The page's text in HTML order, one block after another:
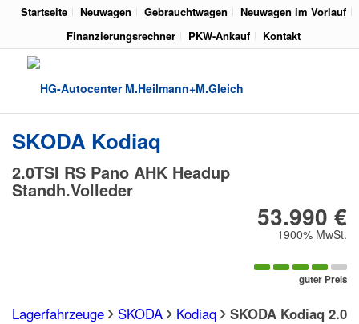
Startseite Neuwagen Gebrauchtwagen
Neuwagen im Vorlauf
Finanzierungsrechner
PKW-Ankauf Kontakt
SKODA Kodiaq
2.0TSI RS Pano AHK Headup
Standh.Volleder
53.990 €
1900% MwSt.
guter Preis
Lagerfahrzeuge SKODA Kodiaq SKODA Kodiaq